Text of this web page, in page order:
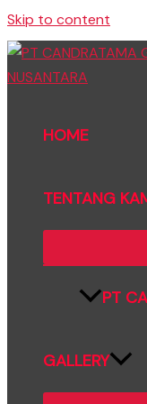
Skip to content
HOME
TENTANG
PT
GALLERY